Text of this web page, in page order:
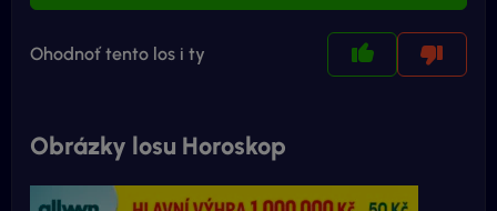
Ohodnoť tento los i ty
Obrázky losu Horoskop